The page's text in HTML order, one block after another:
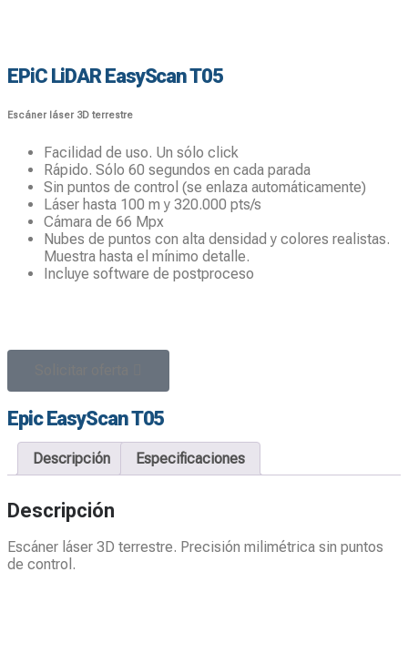
EPiC LiDAR EasyScan T05
Escáner láser 3D terrestre
Facilidad de uso. Un sólo click
Rápido. Sólo 60 segundos en cada parada
Sin puntos de control (se enlaza automáticamente)
Láser hasta 100 m y 320.000 pts/s
Cámara de 66 Mpx
Nubes de puntos con alta densidad y colores realistas.
Muestra hasta el mínimo detalle.
Incluye software de postproceso
Epic EasyScan T05
Descripción Especificaciones
Descripción
Escáner láser 3D terrestre. Precisión milimétrica sin puntos
de control.